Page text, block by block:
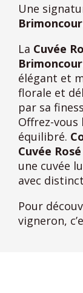
Une
La Cuvée
élégant et
florale et
par sa
Offrez-vous
équilibré.
Cuvée
une cuvée
avec
Pour
vigneron,